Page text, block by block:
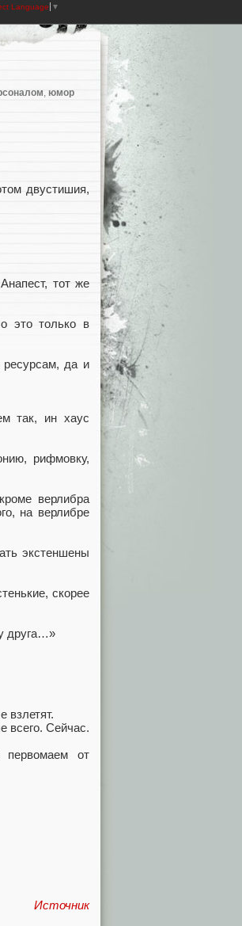
Language ▼
, юмор
двустишия,
тот же
это только в
да и
так, ин хаус
рифмовку,
верлибра
на верлибре
экстеншены
скорее
друга…»
взлетят.
всего. Сейчас.
от
Источник